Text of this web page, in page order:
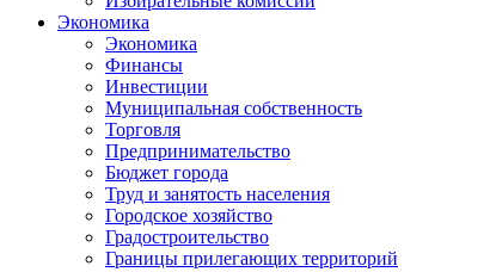
Экономика
Экономика
Финансы
Инвестиции
Муниципальная собственность
Торговля
Предпринимательство
Бюджет города
Труд и занятость населения
Городское хозяйство
Градостроительство
Границы прилегающих территорий